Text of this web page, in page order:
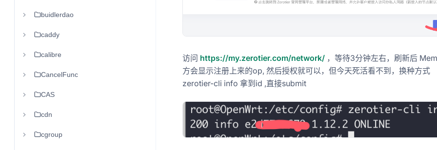
buidlerdao
caddy
calibre
CancelFunc
CAS
cdn
cgroup
访问 https://my.zerotier.com/network/，等待3分钟左右，刷新后
方会显示注册上来的op, 然后授权就可以，但今天死活看不到，换种方式
zerotier-cli info 拿到id ,直接submit